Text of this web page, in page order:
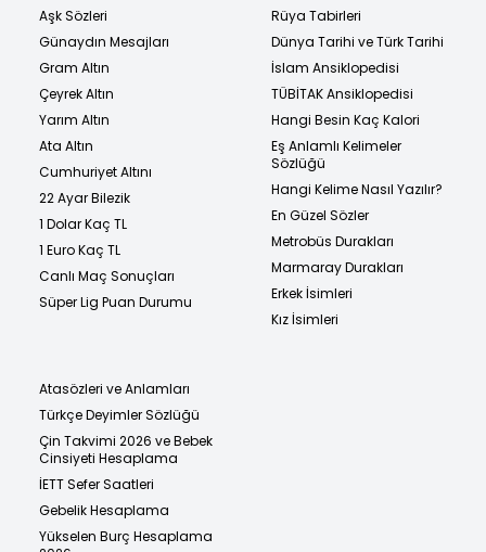
Aşk Sözleri
Günaydın Mesajları
Gram Altın
Çeyrek Altın
Yarım Altın
Ata Altın
Cumhuriyet Altını
22 Ayar Bilezik
1 Dolar Kaç TL
1 Euro Kaç TL
Canlı Maç Sonuçları
Süper Lig Puan Durumu
Rüya Tabirleri
Dünya Tarihi ve Türk Tarihi
İslam Ansiklopedisi
TÜBİTAK Ansiklopedisi
Hangi Besin Kaç Kalori
Eş Anlamlı Kelimeler
Sözlüğü
Hangi Kelime Nasıl Yazılır?
En Güzel Sözler
Metrobüs Durakları
Marmaray Durakları
Erkek İsimleri
Kız İsimleri
Atasözleri ve Anlamları
Türkçe Deyimler Sözlüğü
Çin Takvimi 2026 ve Bebek
Cinsiyeti Hesaplama
İETT Sefer Saatleri
Gebelik Hesaplama
Yükselen Burç Hesaplama